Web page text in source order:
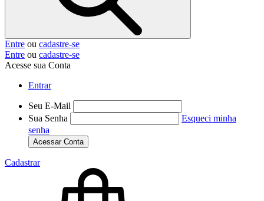
Entre ou cadastre-se
Entre ou cadastre-se
Acesse sua Conta
Entrar
Seu E-Mail
Sua Senha
Esqueci minha
senha
Acessar Conta
Cadastrar